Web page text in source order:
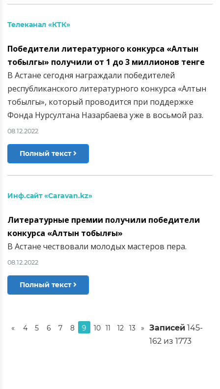
Телеканал «КТК»
Победители литературного конкурса «Алтын
тобылгы» получили от 1 до 3 миллионов тенге
В Астане сегодня награждали победителей
республиканского литературного конкурса «Алтын
тобылгы», который проводится при поддержке
Фонда Нурсултана Назарбаева уже в восьмой раз.
08.12.2022
Полный текст
Инф.сайт «Caravan.kz»
Литературные премии получили победители
конкурса «Алтын тобылғы»
В Астане чествовали молодых мастеров пера.
08.12.2022
Полный текст
« 4 5 6 7 8 9 10 11 12 13 » Записей 145-
162 из 1773